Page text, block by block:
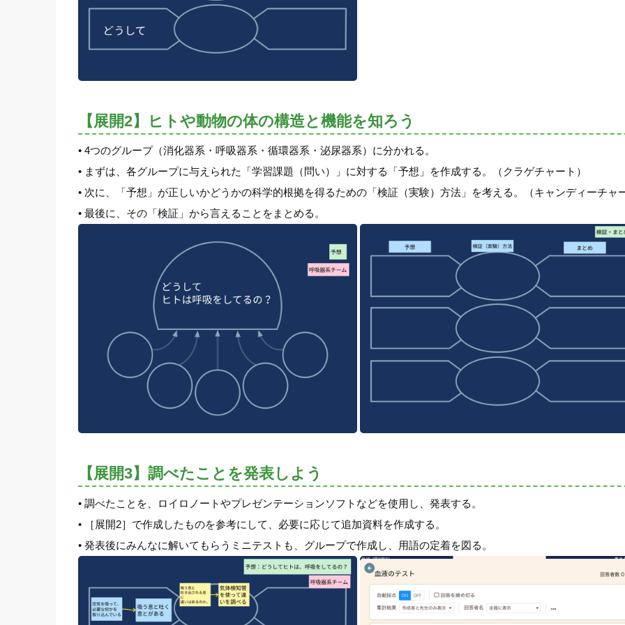
【展開2】ヒトや動物の体の構造と機能を知ろう
• 4つのグループ（消化器系・呼吸器系・循環器系・泌尿器系）に分かれる。
• まずは、各グループに与えられた「学習課題（問い）」に対する「予想」を作成する。（クラゲチャート）
• 次に、「予想」が正しいかどうかの科学的根拠を得るための「検証（実験）方法」を考える。（キャンディーチャ
• 最後に、その「検証」から言えることをまとめる。
【展開3】調べたことを発表しよう
• 調べたことを、ロイロノートやプレゼンテーションソフトなどを使用し、発表する。
• ［展開2］で作成したものを参考にして、必要に応じて追加資料を作成する。
• 発表後にみんなに解いてもらうミニテストも、グループで作成し、用語の定着を図る。